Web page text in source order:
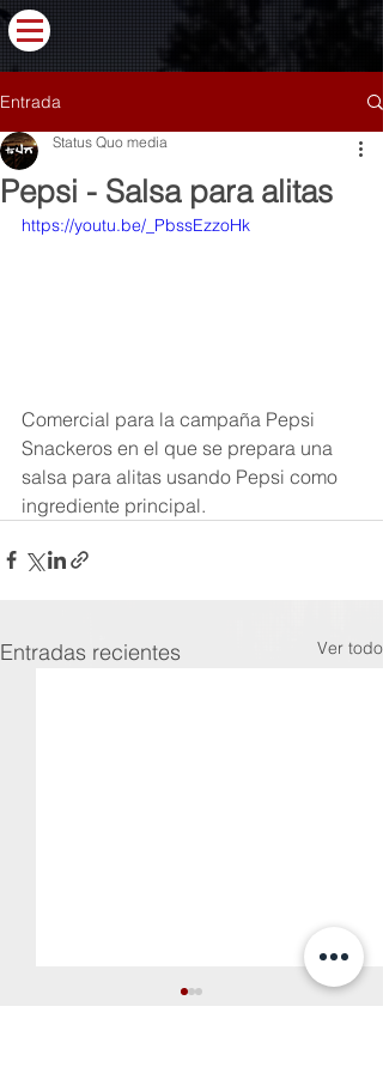
Entrada
Pepsi - Salsa para alitas
Status Quo media
https://youtu.be/_PbssEzzoHk
Comercial para la campaña Pepsi
Snackeros en el que se prepara una
salsa para alitas usando Pepsi como
ingrediente principal.
Entradas recientes Ver todo